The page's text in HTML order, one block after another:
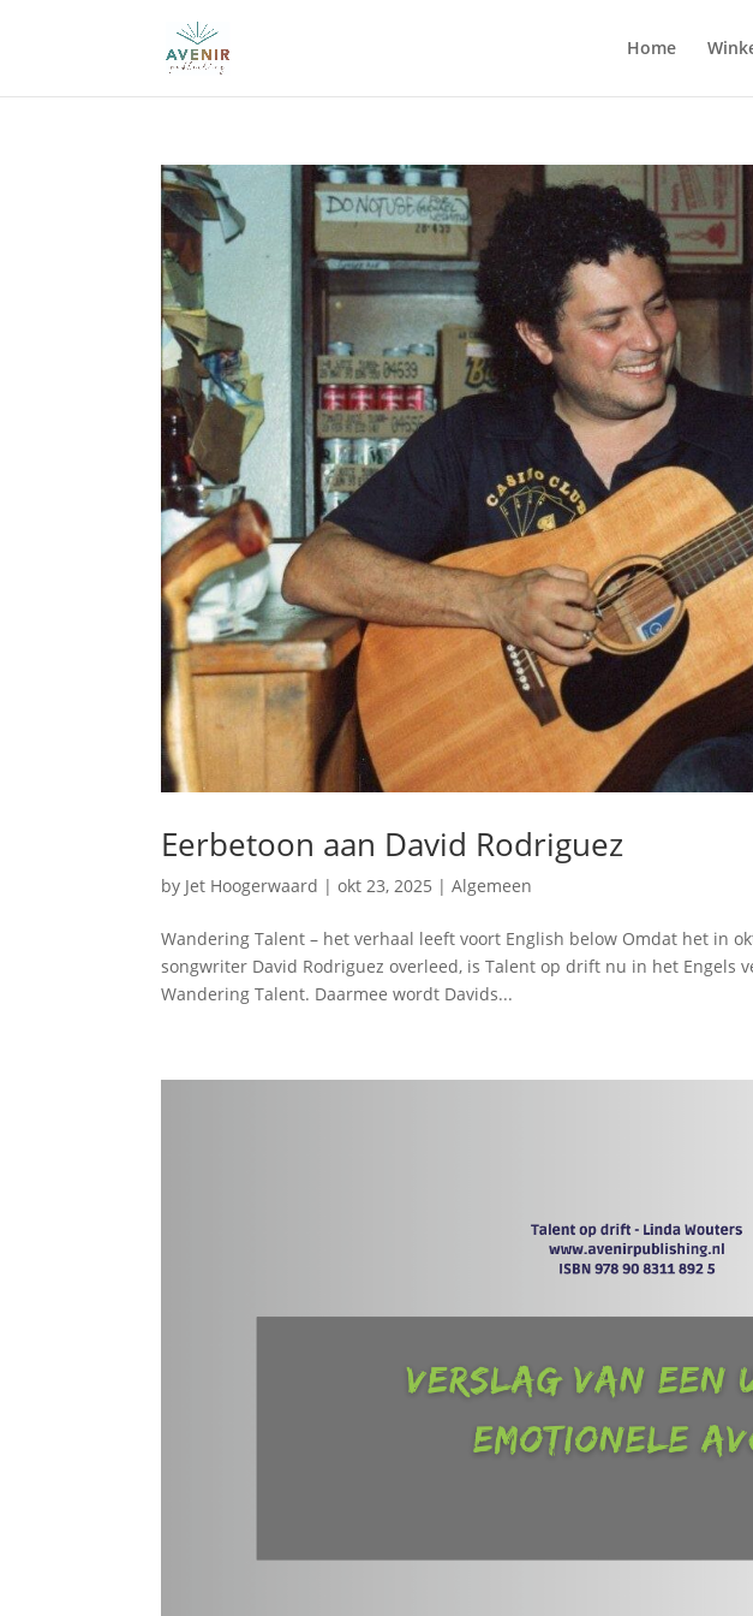
Home
Eerbetoon aan David Rodriguez
by Jet Hoogerwaard |okt 23, 2025 |Algemeen
Wandering Talent – het verhaal leeft voort English below Omdat het in
songwriter David Rodriguez overleed, is Talent op drift nu in het Engels
Wandering Talent. Daarmee wordt Davids...